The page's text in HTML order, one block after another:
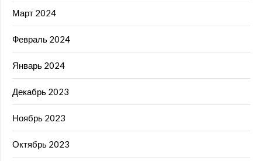
Март 2024
Февраль 2024
Январь 2024
Декабрь 2023
Ноябрь 2023
Октябрь 2023